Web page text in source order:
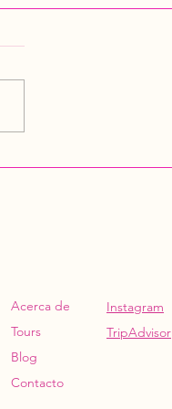
Acerca de
Tours
Blog
Contacto
Instagram
TripAdvisor